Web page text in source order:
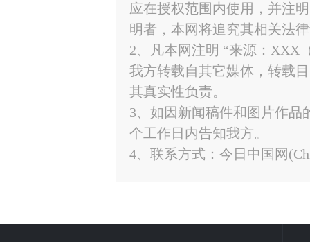
应在授权范围内使用，并注
明者，本网将追究其相关法
2、凡本网注明 “来源：XXX
我方转载自其它媒体，转载
其真实性负责。
3、如因新闻稿件和图片作品
个工作日内告知我方。
4、联系方式：今日中国网